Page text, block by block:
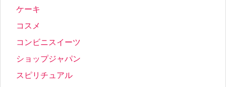
ケーキ
コスメ
コンビニスイーツ
ショップジャパン
スピリチュアル